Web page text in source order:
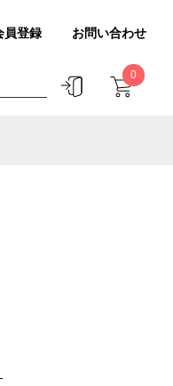
員登録 お問い合わせ
0